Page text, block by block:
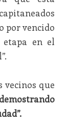
por vencido
etapa en el
vecinos que